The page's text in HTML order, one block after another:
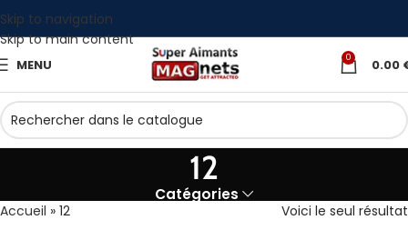
Skip to navigation
Skip to main content
MENU 0 0.00
12
Catégories
Accueil » 12 Voici le seul résultat